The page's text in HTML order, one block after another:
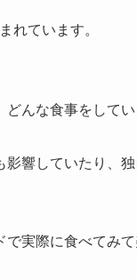
れています。
んな食事をして
影響していたり、
実際に食べてみ